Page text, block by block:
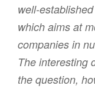
well-
which aims at
companies in
The interesting
the question,